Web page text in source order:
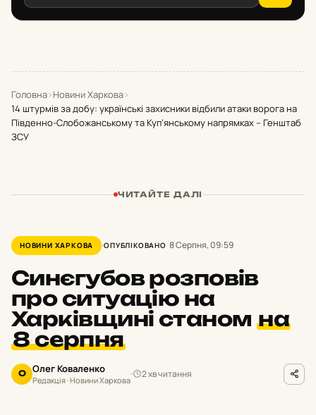
Головна›Новини Харкова›
14 штурмів за добу: українські захисники відбили атаки ворога на
Південно-Слобожанському та Куп’янському напрямках – Генштаб
ЗСУ
ЧИТАЙТЕ ДАЛІ
НОВИНИ ХАРКОВА ОПУБЛІКОВАНО 8 Серпня, 09:59
Синєгубов розповів
про ситуацію на
Харківщині станом на
8 серпня
О Олег Коваленко
Редакція · Новини Харкова
2 хв читання